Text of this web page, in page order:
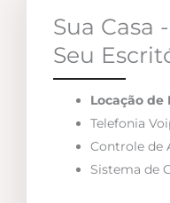
Sua Casa
Seu
Locação
Telefonia
Controle de
Sistema de